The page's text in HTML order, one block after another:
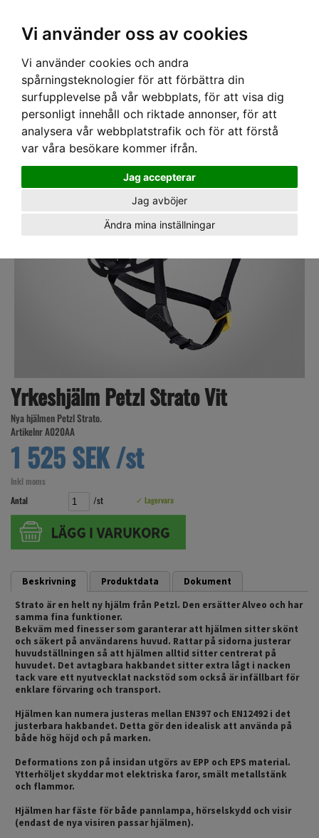
Vi använder oss av cookies
Vi använder cookies och andra
spårningsteknologier för att förbättra din
surfupplevelse på vår webbplats, för att visa dig
personligt innehåll och riktade annonser, för att
analysera vår webbplatstrafik och för att förstå
var våra besökare kommer ifrån.
Jag accepterar
Jag avböjer
Ändra mina inställningar
Hem ›SKYDDSHJÄLMAR›HÖGHÖJDSHJÄLMAR
Yrkeshjälm Petzl Strato Vit
Nya hjälmen Petzl Strato.
Artikelnr A020AA
1 525 SEK /st
Inkl moms
Antal
/st ✓ Lagervara
Beskrivning Produktdata
Dokument
Strato är en helt ny hjälm från Petzl. Den ersätter Alveo och har
samma fina funktioner.
Bekväm med finesser som garanterar att hjälmen sitter skönt
och säkert på användarens huvud. Rattar på sidorna justerar
huvudställningen så att hjälmen alltid sitter centrerat på
huvudet. Det avtagbara hakbandet sitter extra lågt i nacken
tack vare ett nyutvecklat nackstöd som också är infällbart för
enklare förvaring och transport.
Hjälmen kan numera justeras mellan EN397 och EN12492 i det
justerbara hakbandet. Detta gör den idealisk att använda på
både hög höjd och på marken.
Deformations zon på insidan utgörs av EPP och EPS material.
Ytterhöljet skyddar mot elektriska faror, smält metallstänk
och flammor.
Hjälmen har fäste för både pannlampa, hörselskydd och visir
(endast de nya visiren passar hjälmen).